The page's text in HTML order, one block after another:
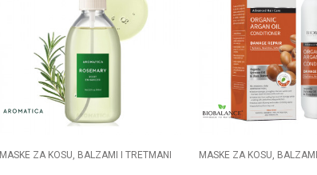
MASKE ZA KOSU, BALZAMI I TRETMANI MASKE ZA KOSU,